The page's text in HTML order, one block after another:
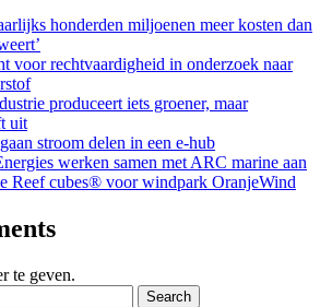
honderden miljoenen meer kosten dan
voor rechtvaardigheid in onderzoek naar
produceert iets groener, maar
uit
stroom delen in een e-hub
werken samen met ARC marine aan
Reef cubes® voor windpark OranjeWind
te geven.
Search